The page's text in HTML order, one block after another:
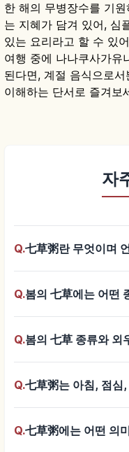
한 해의 무병장수를 기
는 지혜가 담겨 있어, 심
있는 요리라고 할 수 있
여행 중에 나나쿠사가유
된다면, 계절 음식으로
이해하는 단서로 즐겨보
자
Q.七草粥란 무엇이며
Q.봄의 七草에는 어떤
Q.봄의 七草 종류와 외
Q.七草粥는 아침, 점심
Q.七草粥에는 어떤 의